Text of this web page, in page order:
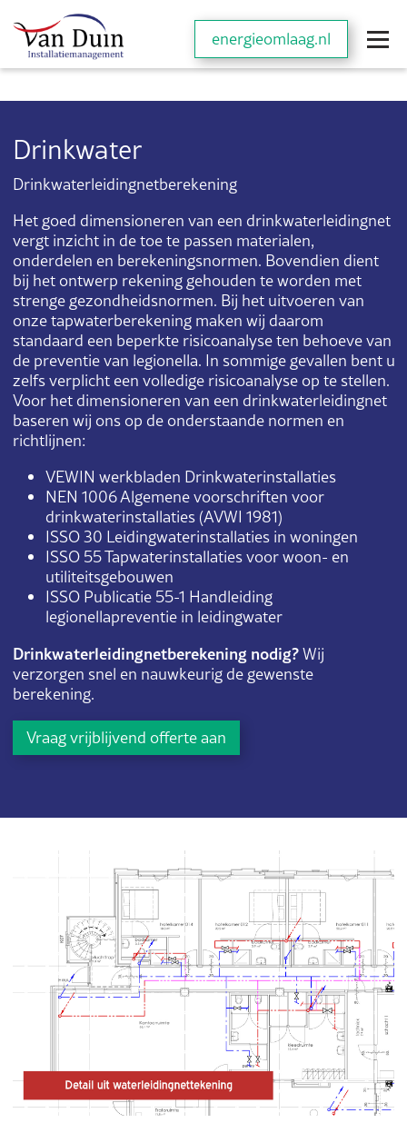
energieomlaag.nl
Drinkwater
Drinkwaterleidingnetberekening
Het goed dimensioneren van een drinkwaterleidingnet
vergt inzicht in de toe te passen materialen,
onderdelen en berekeningsnormen. Bovendien dient
bij het ontwerp rekening gehouden te worden met
strenge gezondheidsnormen. Bij het uitvoeren van
onze tapwaterberekening maken wij daarom
standaard een beperkte risicoanalyse ten behoeve van
de preventie van legionella. In sommige gevallen bent u
zelfs verplicht een volledige risicoanalyse op te stellen.
Voor het dimensioneren van een drinkwaterleidingnet
baseren wij ons op de onderstaande normen en
richtlijnen:
VEWIN werkbladen Drinkwaterinstallaties
NEN 1006 Algemene voorschriften voor
drinkwaterinstallaties (AVWI 1981)
ISSO 30 Leidingwaterinstallaties in woningen
ISSO 55 Tapwaterinstallaties voor woon- en
utiliteitsgebouwen
ISSO Publicatie 55-1 Handleiding
legionellapreventie in leidingwater
Drinkwaterleidingnetberekening nodig?Wij
verzorgen snel en nauwkeurig de gewenste
berekening.
Vraag vrijblijvend offerte aan